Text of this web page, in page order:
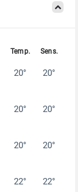
20° 20°
20° 20°
20° 20°
22° 22°